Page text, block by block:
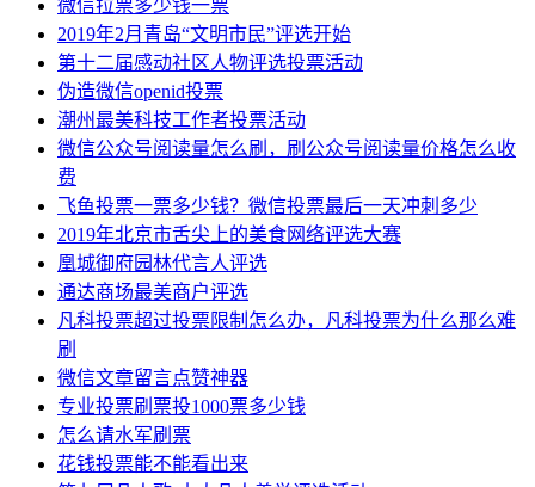
微信拉票多少钱一票
2019年2月青岛“文明市民”评选开始
第十二届感动社区人物评选投票活动
伪造微信openid投票
潮州最美科技工作者投票活动
微信公众号阅读量怎么刷，刷公众号阅读量价格怎么收
费
飞鱼投票一票多少钱？微信投票最后一天冲刺多少
2019年北京市舌尖上的美食网络评选大赛
凰城御府园林代言人评选
通达商场最美商户评选
凡科投票超过投票限制怎么办，凡科投票为什么那么难
刷
微信文章留言点赞神器
专业投票刷票投1000票多少钱
怎么请水军刷票
花钱投票能不能看出来